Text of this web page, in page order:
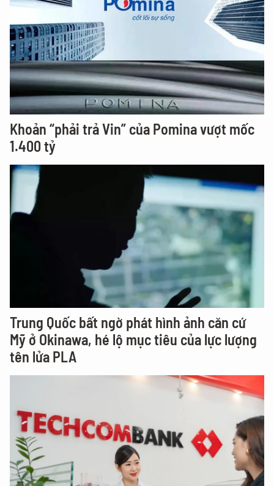
Khoản “phải trả Vin” của Pomina vượt mốc
1.400 tỷ
Trung Quốc bất ngờ phát hình ảnh căn cứ
Mỹ ở Okinawa, hé lộ mục tiêu của lực lượng
tên lửa PLA